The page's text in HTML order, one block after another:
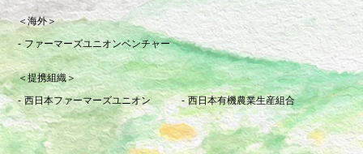
＜海外＞
ファーマーズユニオンベンチャー
＜提携組織＞
西日本ファーマーズユニオン
西日本有機農業生産組合